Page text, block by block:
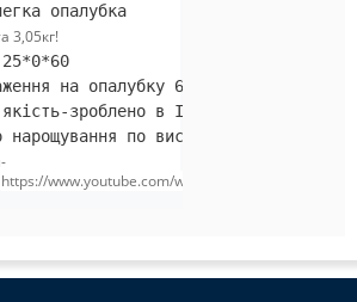
опалубка
3,05кг!
на опалубку 60 kN/ m2
зроблено в Італії
нарощування по висоті
https://www.youtube.com/watch?v=_j5Fh9vdyIQ